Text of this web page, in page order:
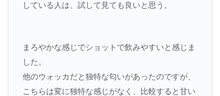
している人は、試して見ても良いと思う。
まろやかな感じでショットで飲みやすいと感じま
した。
他のウォッカだと独特な匂いがあったのですが、
こちらは変に独特な感じがなく、比較すると甘い